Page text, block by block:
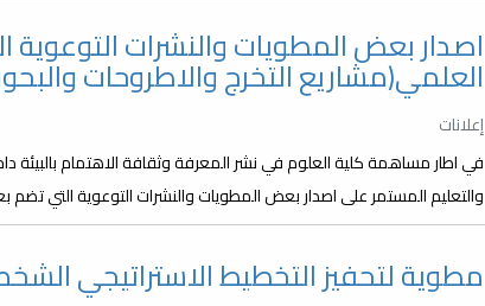
اصدار بعض المطويات والنشرات التوعوية
العلمي(مشاريع التخرج والاطروحات
إعلانات
في اطار مساهمة كلية العلوم في نشر المعرفة وثقافة الاهتمام
والتعليم المستمر على اصدار بعض المطويات والنشرات التوعوية التي تضم
مطوية لتحفيز التخطيط الاستراتيجي